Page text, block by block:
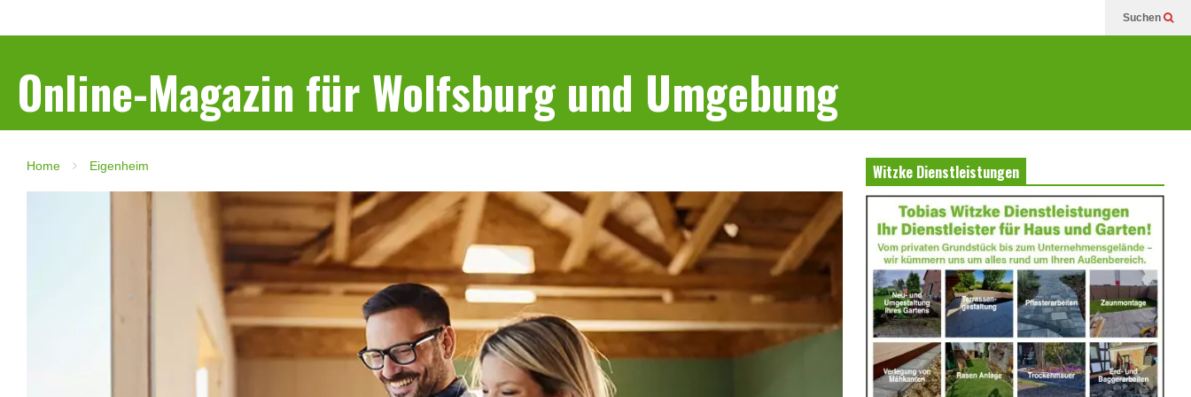
Suchen
Online-Magazin für Wolfsburg und Umgebung
Home Eigenheim Witzke Dienstleistungen